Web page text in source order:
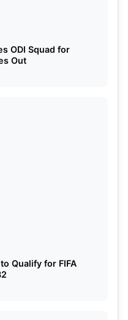
ODI Squad for
Out
Qualify for FIFA